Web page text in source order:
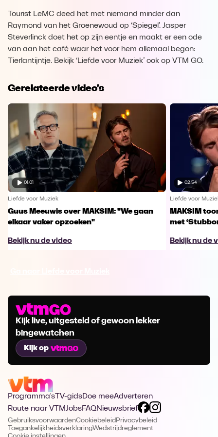
Tourist LeMC deed het met niemand minder dan
Raymond van het Groenewoud op ‘Spiegel’. Jasper
Steverlinck doet het op zijn eentje en maakt er een ode
van aan het café waar het voor hem allemaal begon:
Tierlantijntje. Bekijk ‘Liefde voor Muziek’ ook op VTM GO.
Gerelateerde video's
01:01
Liefde voor Muziek
Guus Meeuwis over MAKSIM: "We gaan
elkaar vaker opzoeken"
Bekijk nu de video
02:54
Liefde voor
MAKSIM
met
Bekijk nu de
Kijk live, uitgesteld of gewoon lekker
bingewatchen
Kijk op
Programma's TV-gidsDoe meeAdverteren
Route naar VTMJobsFAQNieuwsbrief
GebruiksvoorwaardenCookiebeleid Privacybeleid
ToegankelijkheidsverklaringWedstrijdreglement